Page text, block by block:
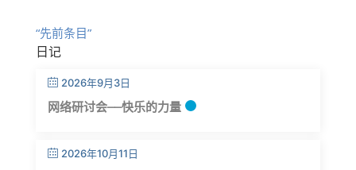
“先前条目”
日记
2026年9月3日
网络研讨会——快乐的力量
2026年10月11日